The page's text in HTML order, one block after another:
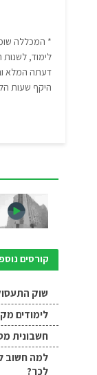
* המכללה
לימוד,
דעתה המלא
היקף שעות
קורסים
שוק
לימודים
חשבונית
למה חשוב
לכך?